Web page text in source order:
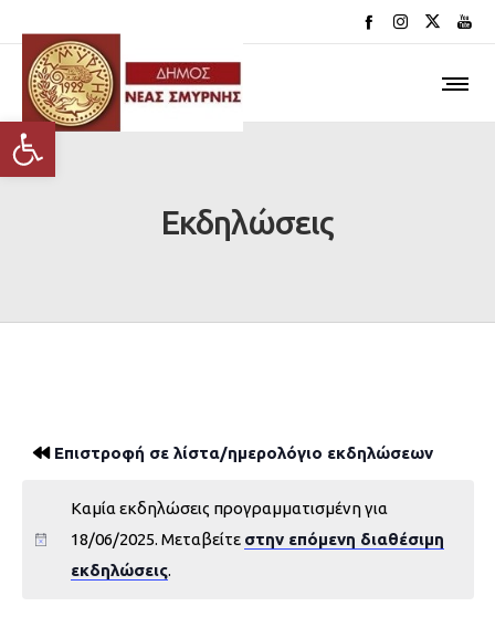
Ανοίξτε τη γραμμή εργαλείων
Εκδηλώσεις
Επιστροφή σε λίστα/ημερολόγιο εκδηλώσεων
Καμία εκδηλώσεις προγραμματισμένη για
18/06/2025. Μεταβείτε στην επόμενη διαθέσιμη
εκδηλώσεις.